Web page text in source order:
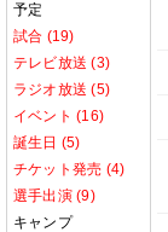
予定
試合 (19)
テレビ放送 (3)
ラジオ放送 (5)
イベント (16)
誕生日 (5)
チケット発売 (4)
選手出演 (9)
キャンプ